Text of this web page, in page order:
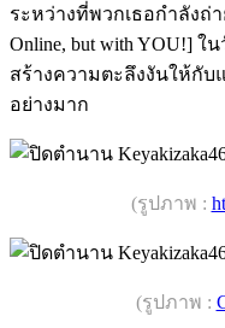
ระหว่างที่พวกเธอกำลังถ่
Online, but with YOU!]
สร้างความตะลึงงันให้กั
อย่างมาก
(รูปภาพ :
(รูปภาพ :